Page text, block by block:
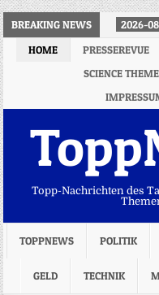
BREAKING NEWS 2026-
HOME
PRESSEREVUE
SCIENCE
Topp-Nachrichten des
TOPPNEWS POLITIK
GELD TECHNIK